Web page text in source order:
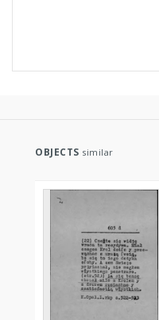
OBJECTS similar